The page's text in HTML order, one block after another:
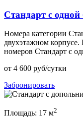
Стандарт с
Номера категории
двухэтажном корпусе.
номеров Стандарт с
от 4 600 руб/сутки
Забронировать
Площадь: 17 м2